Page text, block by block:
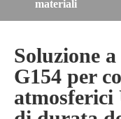
materiali
Soluzione
G154 per
atmosferici